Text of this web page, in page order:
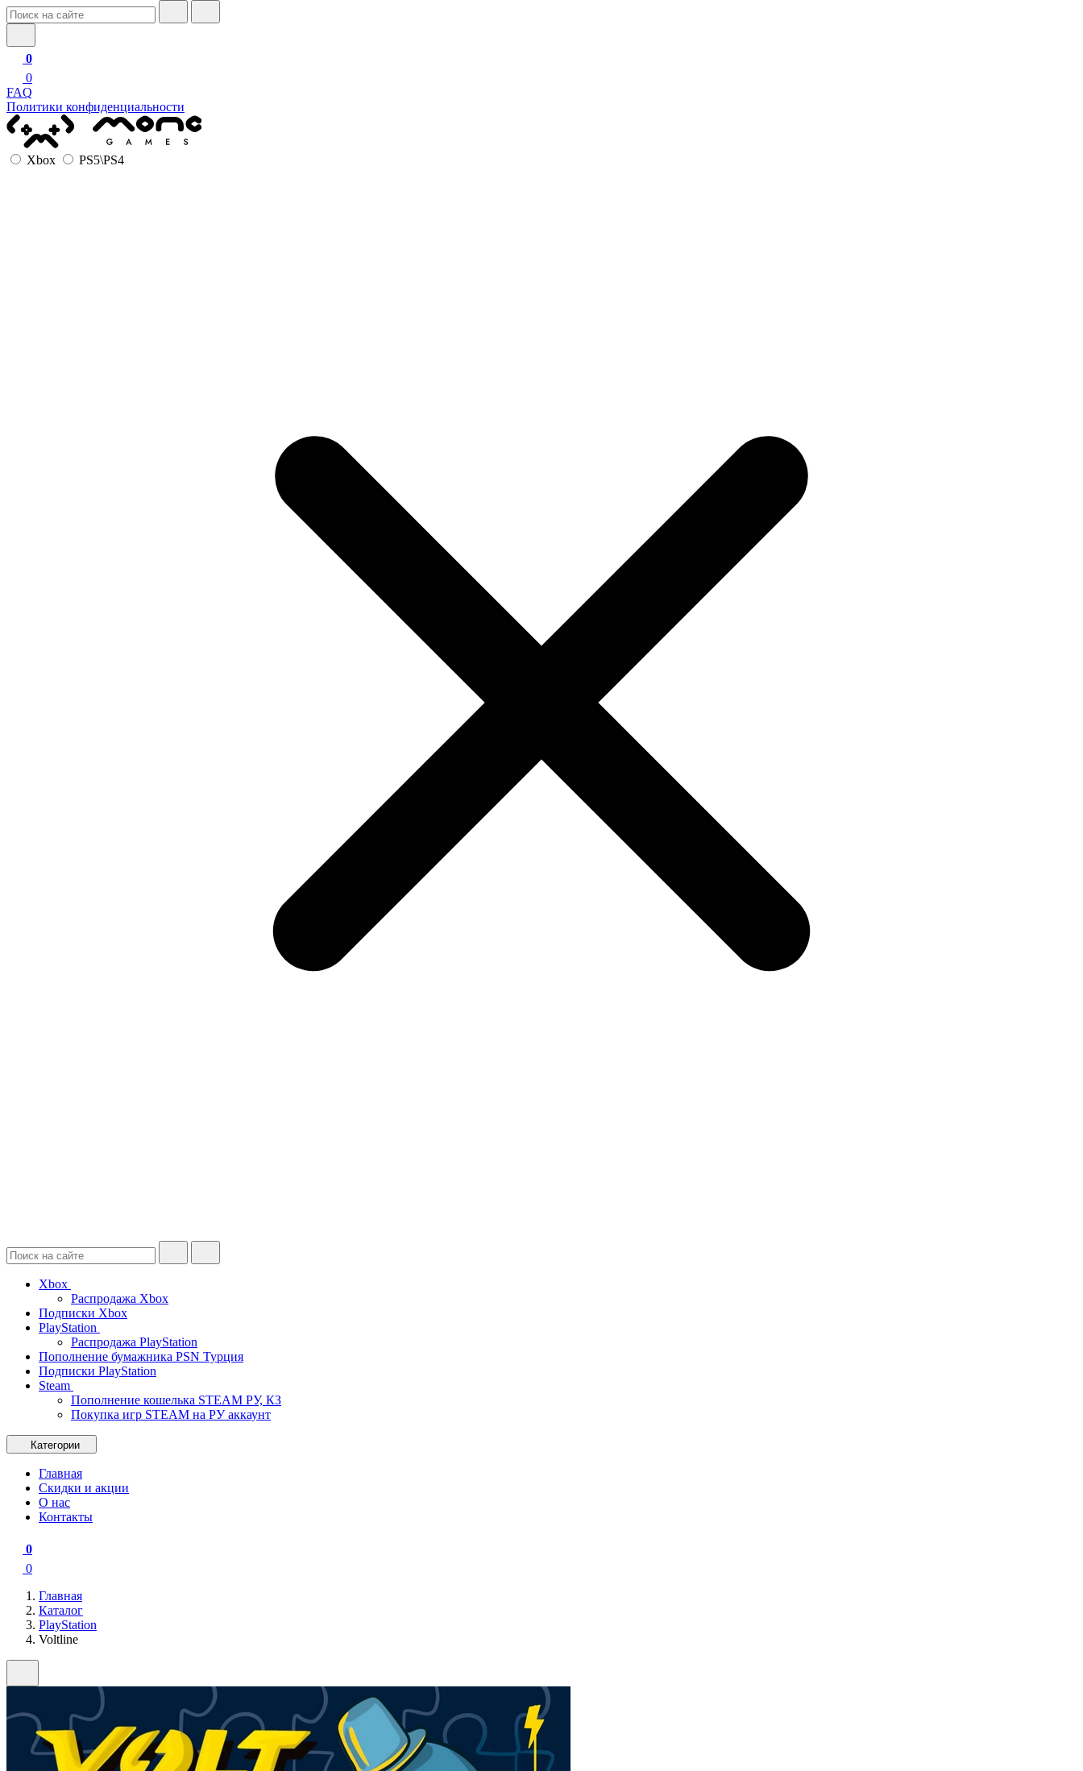
0
0
FAQ
Политики конфиденциальности
Xbox PS5\PS4
Xbox
Распродажа Xbox
Подписки Xbox
PlayStation
Распродажа PlayStation
Пополнение бумажника PSN Турция
Подписки PlayStation
Steam
Пополнение кошелька STEAM РУ, КЗ
Покупка игр STEAM на РУ аккаунт
Категории
Главная
Скидки и акции
О нас
Контакты
0
0
Главная
Каталог
PlayStation
Voltline